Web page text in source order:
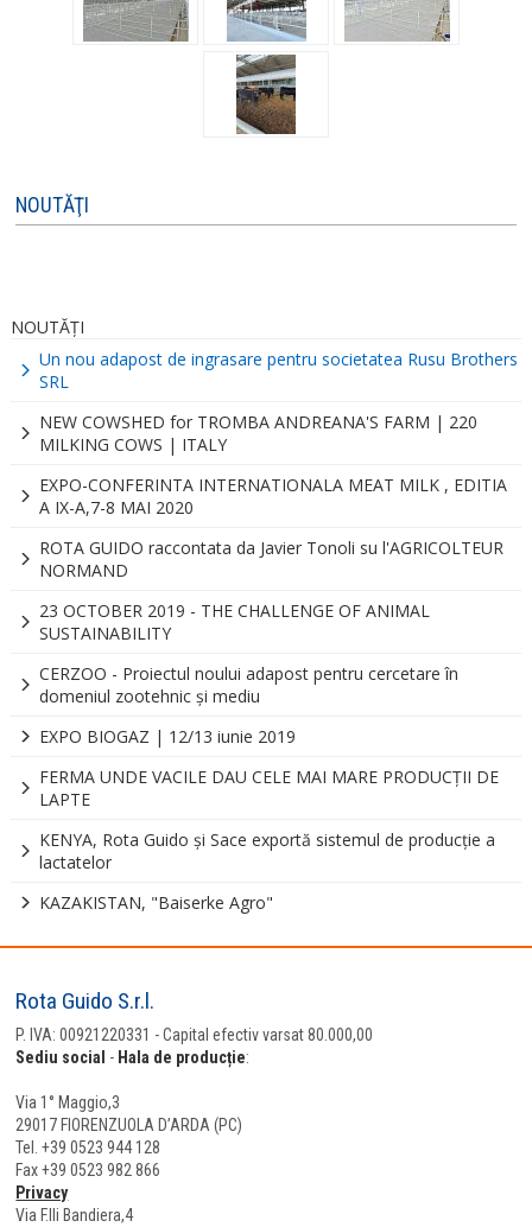
NOUTĂŢI
NOUTĂŢI
Un nou adapost de ingrasare pentru societatea Rusu Brothers
SRL
NEW COWSHED for TROMBA ANDREANA'S FARM | 220
MILKING COWS | ITALY
EXPO-CONFERINTA INTERNATIONALA MEAT MILK , EDITIA
A IX-A,7-8 MAI 2020
ROTA GUIDO raccontata da Javier Tonoli su l'AGRICOLTEUR
NORMAND
23 OCTOBER 2019 - THE CHALLENGE OF ANIMAL
SUSTAINABILITY
CERZOO - Proiectul noului adapost pentru cercetare în
domeniul zootehnic și mediu
EXPO BIOGAZ | 12/13 iunie 2019
FERMA UNDE VACILE DAU CELE MAI MARE PRODUCȚII DE
LAPTE
KENYA, Rota Guido şi Sace exportă sistemul de producţie a
lactatelor
KAZAKISTAN, "Baiserke Agro"
Rota Guido S.r.l.
P. IVA: 00921220331 - Capital efectiv varsat 80.000,00
Sediu social - Hala de producție:
Via 1° Maggio,3
29017 FIORENZUOLA D’ARDA (PC)
Tel. +39 0523 944 128
Fax +39 0523 982 866
Privacy
Via F.lli Bandiera,4